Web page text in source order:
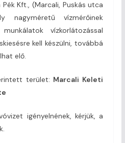
Pék Kft., (Marcali, Puskás utca
nagyméretű vízmérőinek
vízkorlátozással
kell készülni, továbbá
elő.
terület: Marcali Keleti
igényelnének, kérjük, a